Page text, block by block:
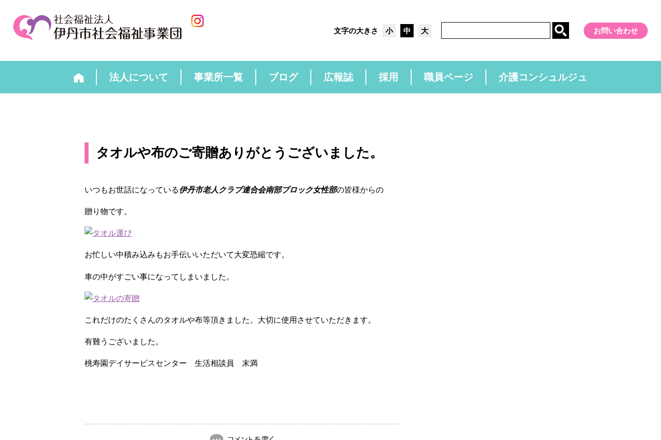
文字の大きさ 小 中 大 お問い合わせ
法人について 事業所一覧 ブログ 広報誌 採用 職員ページ 介護コンシュルジュ
タオルや布のご寄贈ありがとうございました。
いつもお世話になっている伊丹市老人クラブ連合会南部ブロック女性部の皆様からの
贈り物です。
お忙しい中積み込みもお手伝いいただいて大変恐縮です。
車の中がすごい事になってしまいました。
これだけのたくさんのタオルや布等頂きました。大切に使用させていただきます。
有難うございました。
桃寿園デイサービスセンター 生活相談員 末満